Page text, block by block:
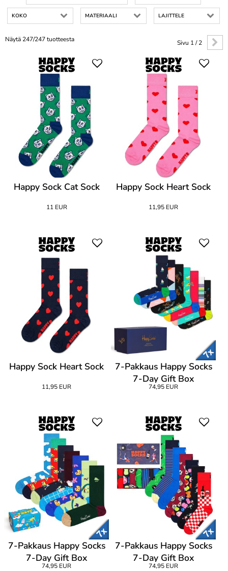
KOKO MATERIAALI LAJITTELE
Sivu 1 / 2
Näytä 247/247 tuotteesta
Happy Sock Cat Sock
11 EUR
Happy Sock Heart Sock
11,95 EUR
Happy Sock Heart Sock
11,95 EUR
7-Pakkaus Happy Socks
7-Day Gift Box
74,95 EUR
7-Pakkaus Happy Socks
7-Day Gift Box
74,95 EUR
7-Pakkaus Happy Socks
7-Day Gift Box
74,95 EUR